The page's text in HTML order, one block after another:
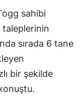
sahibi
taleplerinin
sırada 6 tane
bir şekilde